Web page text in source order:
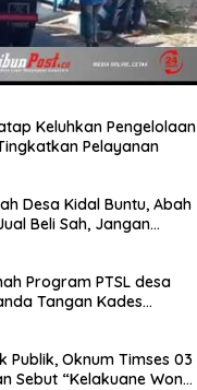
Keluhkan Pengelolaan
Pelayanan
Desa Kidal Buntu, Abah
Beli Sah, Jangan
Program PTSL desa
Tangan Kades
Publik, Oknum Timses 03
Sebut “Kelakuane Wong